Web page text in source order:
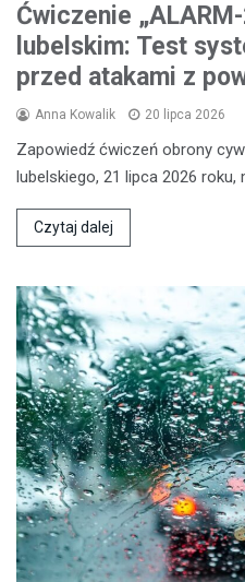
Ćwiczenie
lubelskim: Test
przed atakami z
Anna Kowalik 20 lipca 2026
Zapowiedź ćwiczeń obrony
lubelskiego, 21 lipca 2026 roku,
Czytaj dalej